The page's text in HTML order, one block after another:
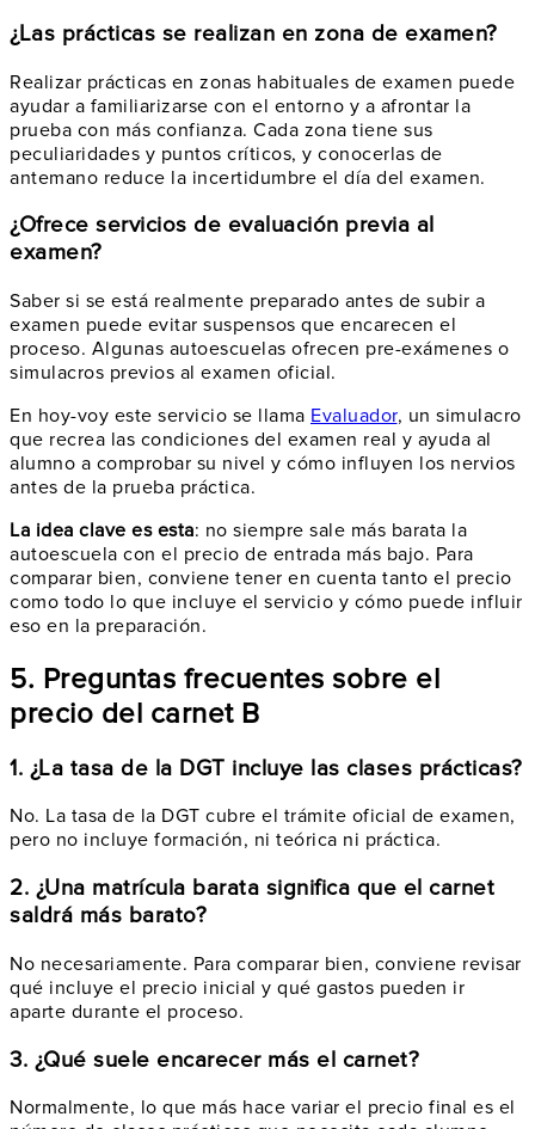
¿Las prácticas se realizan en zona de examen?
Realizar prácticas en zonas habituales de examen puede
ayudar a familiarizarse con el entorno y a afrontar la
prueba con más confianza. Cada zona tiene sus
peculiaridades y puntos críticos, y conocerlas de
antemano reduce la incertidumbre el día del examen.
¿Ofrece servicios de evaluación previa al
examen?
Saber si se está realmente preparado antes de subir a
examen puede evitar suspensos que encarecen el
proceso. Algunas autoescuelas ofrecen pre-exámenes o
simulacros previos al examen oficial.
En hoy-voy este servicio se llama Evaluador, un simulacro
que recrea las condiciones del examen real y ayuda al
alumno a comprobar su nivel y cómo influyen los nervios
antes de la prueba práctica.
La idea clave es esta: no siempre sale más barata la
autoescuela con el precio de entrada más bajo. Para
comparar bien, conviene tener en cuenta tanto el precio
como todo lo que incluye el servicio y cómo puede influir
eso en la preparación.
5. Preguntas frecuentes sobre el
precio del carnet B
1. ¿La tasa de la DGT incluye las clases prácticas?
No. La tasa de la DGT cubre el trámite oficial de examen,
pero no incluye formación, ni teórica ni práctica.
2. ¿Una matrícula barata significa que el carnet
saldrá más barato?
No necesariamente. Para comparar bien, conviene revisar
qué incluye el precio inicial y qué gastos pueden ir
aparte durante el proceso.
3. ¿Qué suele encarecer más el carnet?
Normalmente, lo que más hace variar el precio final es el